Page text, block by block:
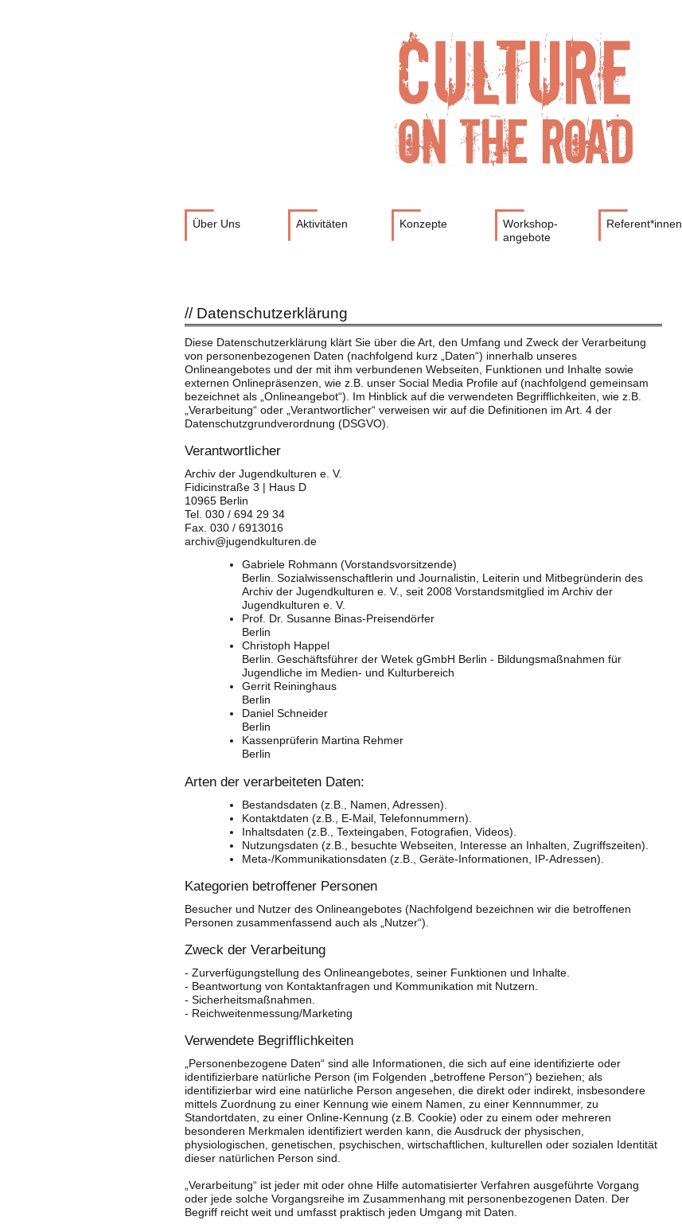
Navigation
überspringen
Über Uns Aktivitäten Konzepte
Workshop-
angebote
Referent*innen
Datenschutzerklärung
Diese Datenschutzerklärung klärt Sie über die Art, den Umfang und Zweck der Verarbeitung
von personenbezogenen Daten (nachfolgend kurz „Daten“) innerhalb unseres
Onlineangebotes und der mit ihm verbundenen Webseiten, Funktionen und Inhalte sowie
externen Onlinepräsenzen, wie z.B. unser Social Media Profile auf (nachfolgend gemeinsam
bezeichnet als „Onlineangebot“). Im Hinblick auf die verwendeten Begrifflichkeiten, wie z.B.
„Verarbeitung“ oder „Verantwortlicher“ verweisen wir auf die Definitionen im Art. 4 der
Datenschutzgrundverordnung (DSGVO).
Verantwortlicher
Archiv der Jugendkulturen e. V.
Fidicinstraße 3 | Haus D
10965 Berlin
Tel. 030 / 694 29 34
Fax. 030 / 6913016
archiv@jugendkulturen.de
Gabriele Rohmann (Vorstandsvorsitzende)
Berlin. Sozialwissenschaftlerin und Journalistin, Leiterin und Mitbegründerin des
Archiv der Jugendkulturen e. V., seit 2008 Vorstandsmitglied im Archiv der
Jugendkulturen e. V.
Prof. Dr. Susanne Binas-Preisendörfer
Berlin
Christoph Happel
Berlin. Geschäftsführer der Wetek gGmbH Berlin - Bildungsmaßnahmen für
Jugendliche im Medien- und Kulturbereich
Gerrit Reininghaus
Berlin
Daniel Schneider
Berlin
Kassenprüferin Martina Rehmer
Berlin
Arten der verarbeiteten Daten:
Bestandsdaten (z.B., Namen, Adressen).
Kontaktdaten (z.B., E-Mail, Telefonnummern).
Inhaltsdaten (z.B., Texteingaben, Fotografien, Videos).
Nutzungsdaten (z.B., besuchte Webseiten, Interesse an Inhalten, Zugriffszeiten).
Meta-/Kommunikationsdaten (z.B., Geräte-Informationen, IP-Adressen).
Kategorien betroffener Personen
Besucher und Nutzer des Onlineangebotes (Nachfolgend bezeichnen wir die betroffenen
Personen zusammenfassend auch als „Nutzer“).
Zweck der Verarbeitung
- Zurverfügungstellung des Onlineangebotes, seiner Funktionen und Inhalte.
- Beantwortung von Kontaktanfragen und Kommunikation mit Nutzern.
- Sicherheitsmaßnahmen.
- Reichweitenmessung/Marketing
Verwendete Begrifflichkeiten
„Personenbezogene Daten“ sind alle Informationen, die sich auf eine identifizierte oder
identifizierbare natürliche Person (im Folgenden „betroffene Person“) beziehen; als
identifizierbar wird eine natürliche Person angesehen, die direkt oder indirekt, insbesondere
mittels Zuordnung zu einer Kennung wie einem Namen, zu einer Kennnummer, zu
Standortdaten, zu einer Online-Kennung (z.B. Cookie) oder zu einem oder mehreren
besonderen Merkmalen identifiziert werden kann, die Ausdruck der physischen,
physiologischen, genetischen, psychischen, wirtschaftlichen, kulturellen oder sozialen Identität
dieser natürlichen Person sind.
„Verarbeitung“ ist jeder mit oder ohne Hilfe automatisierter Verfahren ausgeführte Vorgang
oder jede solche Vorgangsreihe im Zusammenhang mit personenbezogenen Daten. Der
Begriff reicht weit und umfasst praktisch jeden Umgang mit Daten.